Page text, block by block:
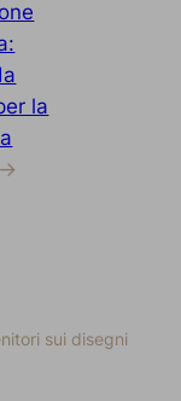
la
→
sui disegni